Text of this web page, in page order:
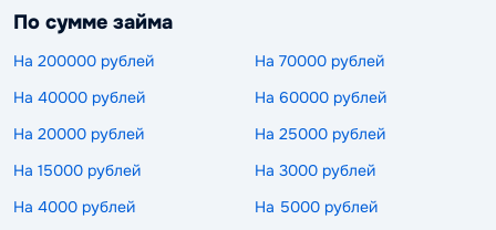
По сумме займа
На 200000 рублей
На 70000 рублей
На 40000 рублей
На 60000 рублей
На 20000 рублей
На 25000 рублей
На 15000 рублей
На 3000 рублей
На 4000 рублей
На 5000 рублей